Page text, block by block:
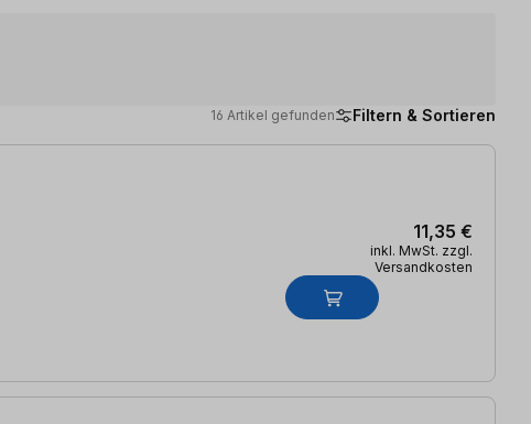
16 Artikel gefunden Filtern & Sortieren
11,35 €
inkl. MwSt. zzgl.
Versandkosten